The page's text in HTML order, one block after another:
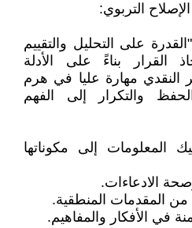
التربوي:
على التحليل والتقييم
القرار بناءً على الأدلة
التفكير النقدي مهارة عليا في هرم
والتكرار إلى الفهم
المعلومات إلى مكوناتها
الادعاءات.
من المقدمات المنطقية.
في الأفكار والمفاهيم.